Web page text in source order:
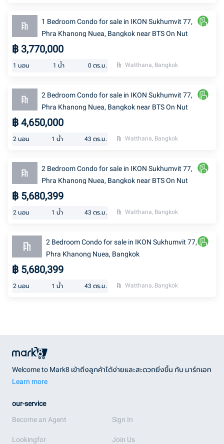
1 Bedroom Condo for sale in IKON Sukhumvit 77,
Phra Khanong Nuea, Bangkok near BTS On Nut
฿ 3,770,000
1 นอน 1 น้ำ 0 ตร.ม. Watthana, Bangkok
2 Bedroom Condo for sale in IKON Sukhumvit 77,
Phra Khanong Nuea, Bangkok near BTS On Nut
฿ 4,650,000
2 นอน 1 น้ำ 43 ตร.ม. Watthana, Bangkok
2 Bedroom Condo for sale in IKON Sukhumvit 77,
Phra Khanong Nuea, Bangkok near BTS On Nut
฿ 5,680,399
2 นอน 1 น้ำ 43 ตร.ม. Watthana, Bangkok
2 Bedroom Condo for sale in IKON Sukhumvit 77,
Phra Khanong Nuea, Bangkok
฿ 5,680,399
2 นอน 1 น้ำ 43 ตร.ม. Watthana, Bangkok
Welcome to Mark8 เข้าถึงลูกค้าได้ง่ายและสะดวกยิ่งขึ้น กับ มาร์กเอท
Learn more
our-service
Become an Agent
Lookingfor
Sign In
Join Us